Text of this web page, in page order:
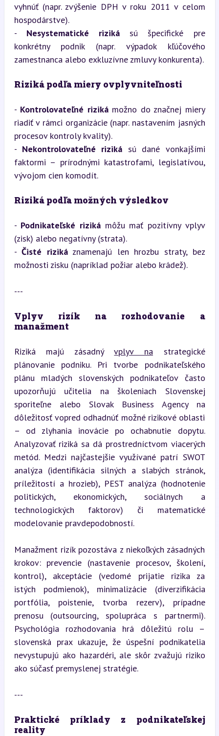
vyhnúť (napr. zvýšenie DPH v roku 2011 v celom
hospodárstve).
- Nesystematické riziká sú špecifické pre
konkrétny podnik (napr. výpadok kľúčového
zamestnanca alebo exkluzívne zmluvy konkurenta).
Riziká podľa miery ovplyvniteľnosti
- Kontrolovateľné riziká možno do značnej miery
riadiť v rámci organizácie (napr. nastavením jasných
procesov kontroly kvality).
- Nekontrolovateľné riziká sú dané vonkajšími
faktormi – prírodnými katastrofami, legislatívou,
vývojom cien komodít.
Riziká podľa možných výsledkov
- Podnikateľské riziká môžu mať pozitívny vplyv
(zisk) alebo negatívny (strata).
- Čisté riziká znamenajú len hrozbu straty, bez
možnosti zisku (napríklad požiar alebo krádež).
---
Vplyv rizík na rozhodovanie a
manažment
Riziká majú zásadný vplyv na strategické
plánovanie podniku. Pri tvorbe podnikateľského
plánu mladých slovenských podnikateľov často
upozorňujú učitelia na školeniach Slovenskej
sporiteľne alebo Slovak Business Agency na
dôležitosť vopred odhadnúť možné rizikové oblasti
– od zlyhania inovácie po ochabnutie dopytu.
Analyzovať riziká sa dá prostredníctvom viacerých
metód. Medzi najčastejšie využívané patrí SWOT
analýza (identifikácia silných a slabých stránok,
príležitostí a hrozieb), PEST analýza (hodnotenie
politických, ekonomických, sociálnych a
technologických faktorov) či matematické
modelovanie pravdepodobností.
Manažment rizík pozostáva z niekoľkých zásadných
krokov: prevencie (nastavenie procesov, školení,
kontrol), akceptácie (vedomé prijatie rizika za
istých podmienok), minimalizácie (diverzifikácia
portfólia, poistenie, tvorba rezerv), prípadne
prenosu (outsourcing, spolupráca s partnermi).
Psychológia rozhodovania hrá dôležitú rolu –
slovenská prax ukazuje, že úspešní podnikatelia
nevystupujú ako hazardéri, ale skôr zvažujú riziko
ako súčasť premyslenej stratégie.
---
Praktické príklady z podnikateľskej
reality